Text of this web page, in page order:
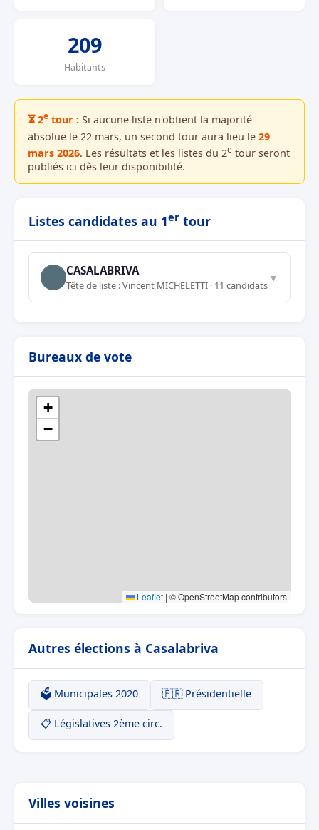
209
Habitants
⏳ 2e tour : Si aucune liste n'obtient la majorité
absolue le 22 mars, un second tour aura lieu le 29
mars 2026. Les résultats et les listes du 2e tour seront
publiés ici dès leur disponibilité.
Listes candidates au 1er tour
CASALABRIVA
Tête de liste : Vincent MICHELETTI · 11 candidats
▼
Bureaux de vote
+
−
Leaflet | © OpenStreetMap contributors
Autres élections à Casalabriva
🗳️ Municipales 2020 🇫🇷 Présidentielle
📋 Législatives 2ème circ.
Villes voisines